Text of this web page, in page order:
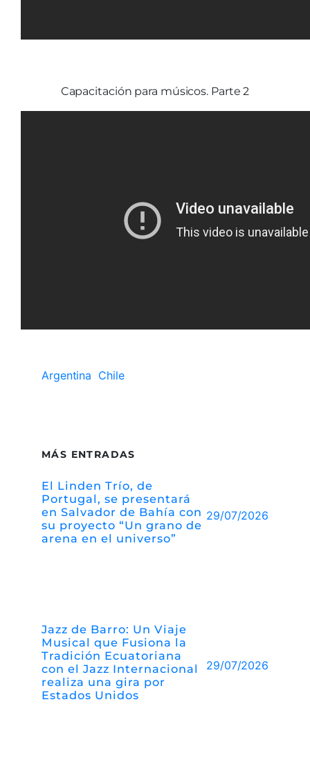
Capacitación para músicos. Parte 2
Argentina Chile
MÁS ENTRADAS
El Linden Trío, de
Portugal, se presentará
en Salvador de Bahía con
su proyecto “Un grano de
arena en el universo”
29/07/2026
Jazz de Barro: Un Viaje
Musical que Fusiona la
Tradición Ecuatoriana
con el Jazz Internacional
realiza una gira por
Estados Unidos
29/07/2026